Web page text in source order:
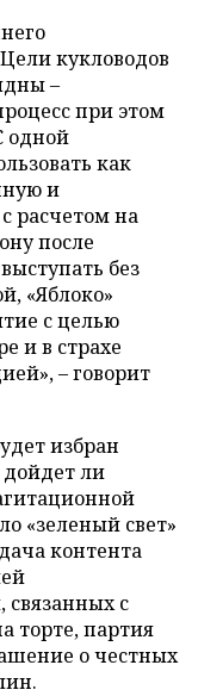
кукловодов
–
при этом
одной
как
и
расчетом на
после
без
«Яблоко»
с целью
и в страхе
– говорит
избран
дойдет ли
«зеленый свет»
контента
связанных с
торте, партия
о честных